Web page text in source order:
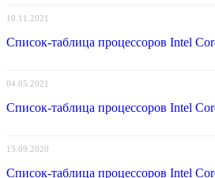
10.11.2021
Список-таблица процессоров Intel
04.05.2021
Список-таблица процессоров Intel
15.09.2020
Список-таблица процессоров Intel